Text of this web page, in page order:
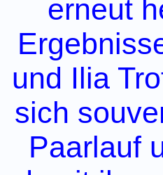
erneut
und Ilia
sich
Paarlauf